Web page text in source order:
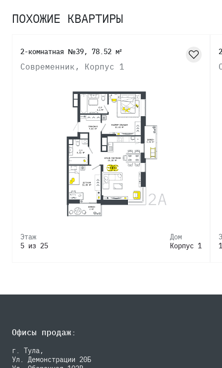
ПОХОЖИЕ КВАРТИРЫ
2-комнатная №39, 78.52 м²
Современник, Корпус 1
Этаж
5 из 25
Дом
Корпус 1
Офисы продаж:
г. Тула,
Ул. Демонстрации 20Б